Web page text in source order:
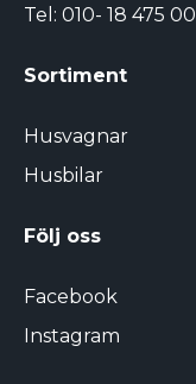
Tel: 010- 18 475 00
Sortiment
Husvagnar
Husbilar
Följ oss
Facebook
Instagram